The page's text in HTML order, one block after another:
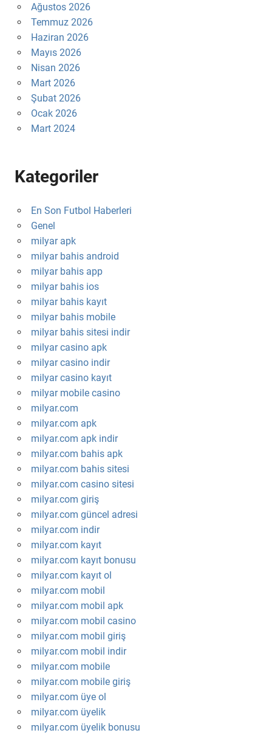
Ağustos 2026
Temmuz 2026
Haziran 2026
Mayıs 2026
Nisan 2026
Mart 2026
Şubat 2026
Ocak 2026
Mart 2024
Kategoriler
En Son Futbol Haberleri
Genel
milyar apk
milyar bahis android
milyar bahis app
milyar bahis ios
milyar bahis kayıt
milyar bahis mobile
milyar bahis sitesi indir
milyar casino apk
milyar casino indir
milyar casino kayıt
milyar mobile casino
milyar.com
milyar.com apk
milyar.com apk indir
milyar.com bahis apk
milyar.com bahis sitesi
milyar.com casino sitesi
milyar.com giriş
milyar.com güncel adresi
milyar.com indir
milyar.com kayıt
milyar.com kayıt bonusu
milyar.com kayıt ol
milyar.com mobil
milyar.com mobil apk
milyar.com mobil casino
milyar.com mobil giriş
milyar.com mobil indir
milyar.com mobile
milyar.com mobile giriş
milyar.com üye ol
milyar.com üyelik
milyar.com üyelik bonusu